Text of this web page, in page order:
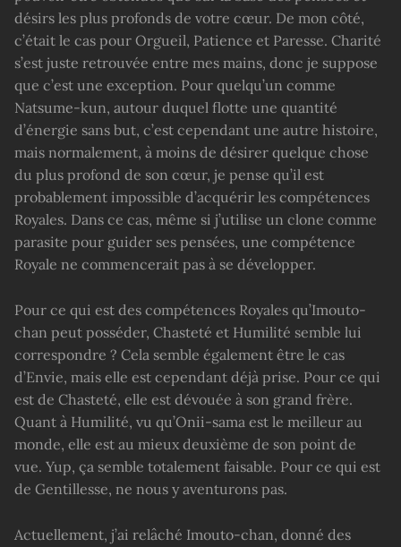
désirs les plus profonds de votre cœur. De mon côté,
c’était le cas pour Orgueil, Patience et Paresse. Charité
s’est juste retrouvée entre mes mains, donc je suppose
que c’est une exception. Pour quelqu’un comme
Natsume-kun, autour duquel flotte une quantité
d’énergie sans but, c’est cependant une autre histoire,
mais normalement, à moins de désirer quelque chose
du plus profond de son cœur, je pense qu’il est
probablement impossible d’acquérir les compétences
Royales. Dans ce cas, même si j’utilise un clone comme
parasite pour guider ses pensées, une compétence
Royale ne commencerait pas à se développer.
Pour ce qui est des compétences Royales qu’Imouto-
chan peut posséder, Chasteté et Humilité semble lui
correspondre ? Cela semble également être le cas
d’Envie, mais elle est cependant déjà prise. Pour ce qui
est de Chasteté, elle est dévouée à son grand frère.
Quant à Humilité, vu qu’Onii-sama est le meilleur au
monde, elle est au mieux deuxième de son point de
vue. Yup, ça semble totalement faisable. Pour ce qui est
de Gentillesse, ne nous y aventurons pas.
Actuellement, j’ai relâché Imouto-chan, donné des